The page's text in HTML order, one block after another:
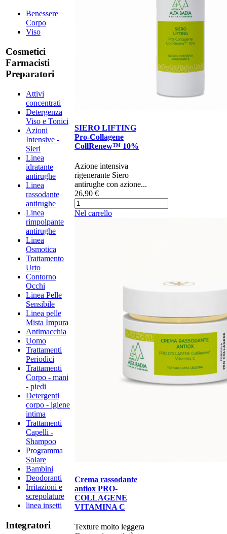
Benessere
Corpo
Viso
Cosmetici
Farmacisti
Preparatori
Attivi
concentrati
Detergenza
Viso e Tonici
Azioni
Intensive -
Sieri
Linea
idratante
antirughe
Linea
rassodante
antirughe
Linea
rimpolpante
antirughe
Linea
Osmotica
Trattamento
Urto
Contorno
Occhi
Linea Pelle
Sensibile
Linea pelle
Mista Impura
Antimacchia
Uomo
Trattamenti
Periodici
Trattamenti
Corpo - mani
- piedi
Detergenti
corpo - igiene
intima
Trattamenti
Capelli -
Shampoo
Programma
Solare
Bambini
Deodoranti
Irritazioni e
screpolature
linea insetti
Integratori
SIERO LIFTING
Pro-Collagene
CollRenew™ 10%
Azione intensiva
rigenerante Siero
antirughe con azione...
26,90 €
Nel carrello
Crema rassodante
antiox PRO-
COLLAGENE
VITAMINA C
​​Texture molto leggera